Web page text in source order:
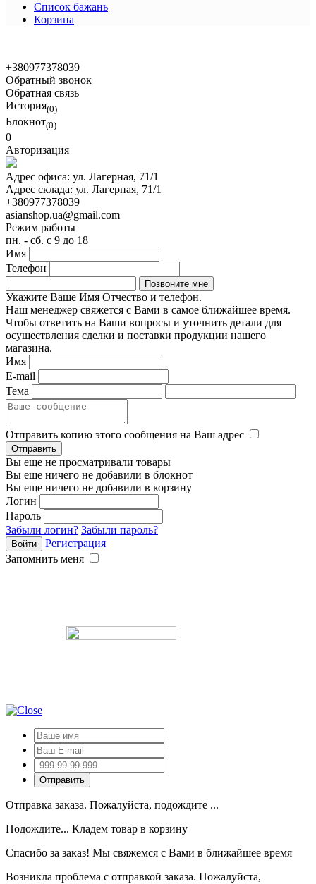
Список бажань
Корзина
+380977378039
Обратный звонок
Обратная связь
История(0)
Блокнот(0)
0
Авторизация
Адрес офиса: ул. Лагерная, 71/1
Адрес склада: ул. Лагерная, 71/1
+380977378039
asianshop.ua@gmail.com
Режим работы
пн. - сб. с 9 до 18
Имя
Телефон
Укажите Ваше Имя Отчество и телефон.
Наш менеджер свяжется с Вами в самое ближайшее время.
Чтобы ответить на Ваши вопросы и уточнить детали для
осуществления сделки и поставки продукции нашего
магазина.
Имя
E-mail
Тема
Отправить копию этого сообщения на Ваш адрес
Вы еще не просматривали товары
Вы еще ничего не добавили в блокнот
Вы еще ничего не добавили в корзину
Логин
Пароль
Забыли логин? Забыли пароль?
Регистрация
Запомнить меня
Отправка заказа. Пожалуйста, подождите ...
Подождите... Кладем товар в корзину
Спасибо за заказ! Мы свяжемся с Вами в ближайшее время
Возникла проблема с отправкой заказа. Пожалуйста,